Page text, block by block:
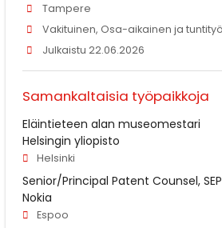
Tampere
Vakituinen, Osa-aikainen ja tuntityö
Julkaistu 22.06.2026
Samankaltaisia työpaikkoja
Eläintieteen alan museomestari
Helsingin yliopisto
Helsinki
Senior/Principal Patent Counsel,
Nokia
Espoo